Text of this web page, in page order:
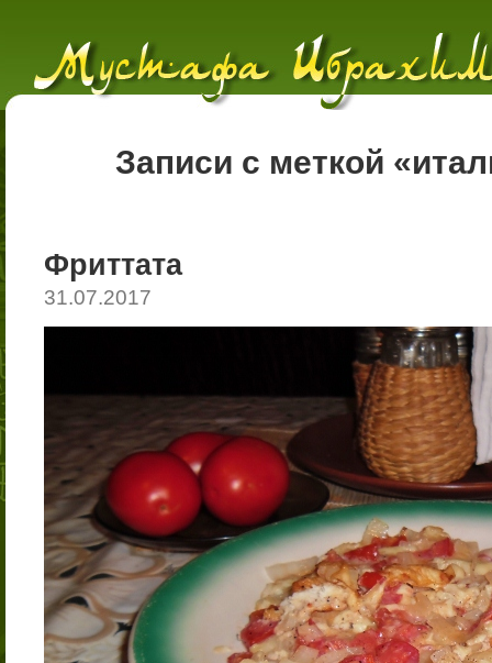
Записи с меткой
Фриттата
31.07.2017